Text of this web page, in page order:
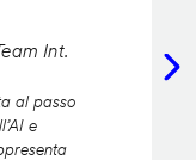
Int.
al passo
e